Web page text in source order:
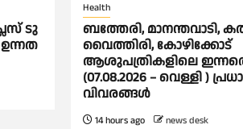
ടു
Health
ബത്തേരി, മാനന്തവാടി,
വൈത്തിരി, കോഴിക്കോട്
ആശുപത്രികളിലെ
(07.08.2026 – വെള്ളി )
വിവരങ്ങൾ
14 hours ago news desk